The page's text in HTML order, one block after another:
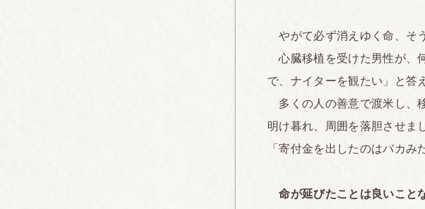
やがて必ず消えゆく命、そ
心臓移植を受けた男性が、
で、ナイターを観たい」と答
多くの人の善意で渡米し、
明け暮れ、周囲を落胆させま
「寄付金を出したのはバカみ
命が延びたことは良いこと